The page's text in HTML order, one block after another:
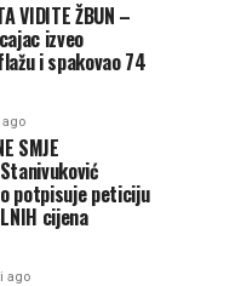
VIDITE ŽBUN –
izveo
i spakovao 74
ago
SMJE
Stanivuković
potpisuje peticiju
cijena
ago